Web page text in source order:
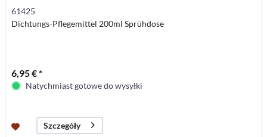
61425
Dichtungs-Pflegemittel 200ml Sprühdose
6,95 € *
Natychmiast gotowe do wysyłki
Szczegóły